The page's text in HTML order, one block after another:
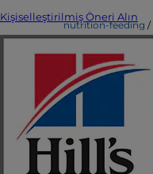
Kişiselleştirilmiş Öneri Alın
nutrition-feeding